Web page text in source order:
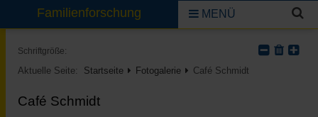
Familienforschung MENÜ
Schriftgröße:
Aktuelle Seite: Startseite Fotogalerie Café Schmidt
Café Schmidt